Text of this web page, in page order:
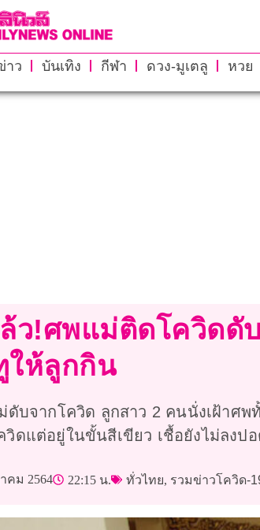
าว บันเทิง กีฬา ดวง-มูเตลู หวย
ล้ว!ศพแม่ติดโควิดดั
ให้ลูกกิน
ม่ดับจากโควิด ลูกสาว 2 คนนั่งเฝ้าศ
วิดแต่อยู่ในขั้นสีเขียว เชื้อยังไม่ลงป
คม 2564 22:15 น. ทั่วไทย, รวมข่าวโควิด-